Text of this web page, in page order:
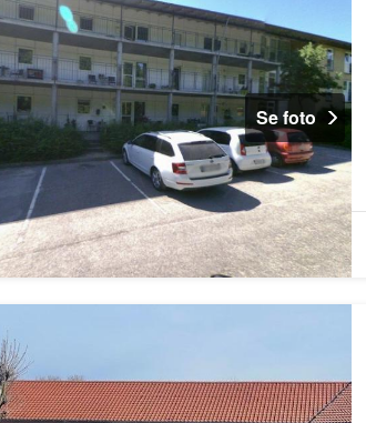
Se foto